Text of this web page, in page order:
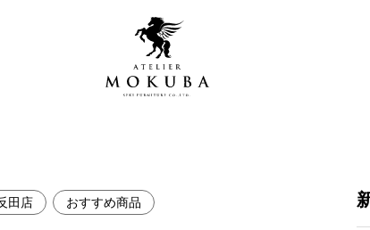
田店 おすすめ商品